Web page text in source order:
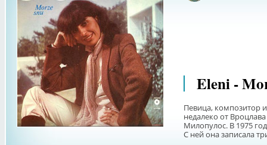
Eleni -
Певица, композитор
недалеко от
Милопулос. В 1975
С ней она записала